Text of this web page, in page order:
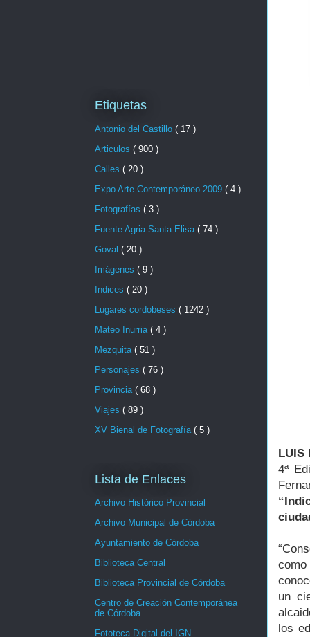
LUIS
4ª
“
un
los
Etiquetas
Antonio del Castillo ( 17 )
Articulos ( 900 )
Calles ( 20 )
Expo Arte Contemporáneo 2009 ( 4 )
Fotografías ( 3 )
Fuente Agria Santa Elisa ( 74 )
Goval ( 20 )
Imágenes ( 9 )
Indices ( 20 )
Lugares cordobeses ( 1242 )
Mateo Inurria ( 4 )
Mezquita ( 51 )
Personajes ( 76 )
Provincia ( 68 )
Viajes ( 89 )
XV Bienal de Fotografía ( 5 )
Lista de Enlaces
Archivo Histórico Provincial
Archivo Municipal de Córdoba
Ayuntamiento de Córdoba
Biblioteca Central
Biblioteca Provincial de Córdoba
Centro de Creación Contemporánea
de Córdoba
Fototeca Digital del IGN